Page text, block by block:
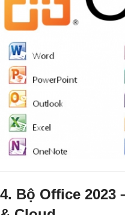
4. Bộ Office 2023